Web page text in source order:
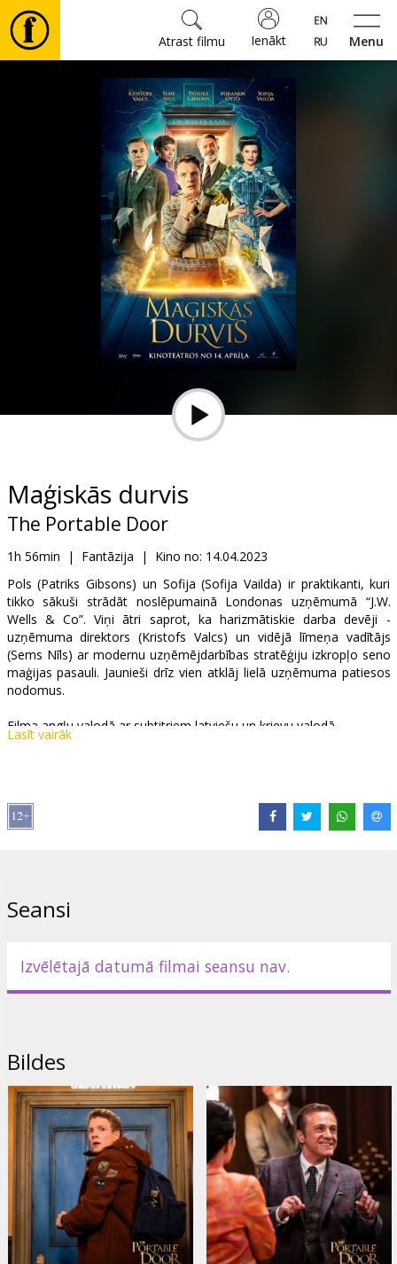
Menu
Ienākt
Atrast filmu
Pasākumi
B2B
Kino
Klubs
Maģiskās durvis
The Portable Door
1h 56min | Fantāzija | Kino no: 14.04.2023
Pols (Patriks Gibsons) un Sofija (Sofija Vailda) ir praktikanti, kuri
tikko sākuši strādāt noslēpumainā Londonas uzņēmumā “J.W.
Wells & Co”. Viņi ātri saprot, ka harizmātiskie darba devēji -
uzņēmuma direktors (Kristofs Valcs) un vidējā līmeņa vadītājs
(Sems Nīls) ar modernu uzņēmējdarbības stratēģiju izkropļo seno
maģijas pasauli. Jaunieši drīz vien atklāj lielā uzņēmuma patiesos
nodomus.
Filma angļu valodā ar subtitriem latviešu un krievu valodā.
Režisors:
Lomās:
Patrick Gibson ,Miranda Otto
Lasīt vairāk
Seansi
Izvēlētajā datumā filmai seansu nav.
Bildes